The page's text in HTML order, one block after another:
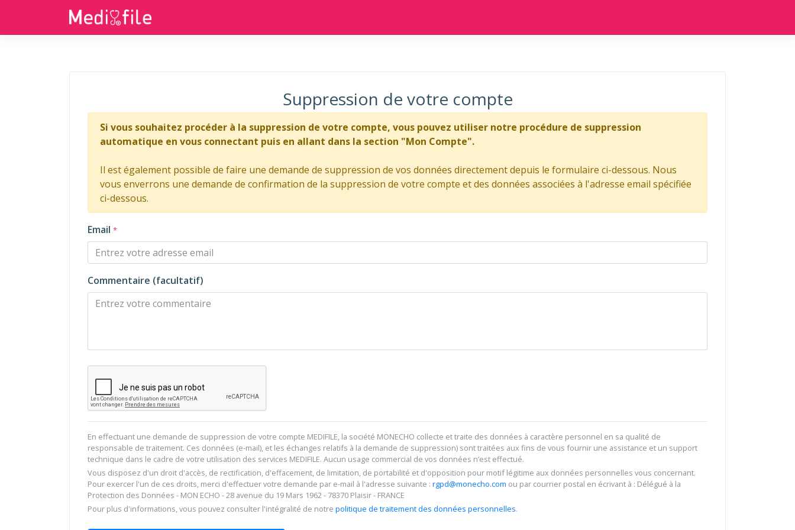
Suppression de votre compte
Si vous souhaitez procéder à la suppression de votre compte, vous pouvez utiliser notre procédure de suppression
automatique en vous connectant puis en allant dans la section "Mon Compte".
Il est également possible de faire une demande de suppression de vos données directement depuis le formulaire ci-dessous. Nous
vous enverrons une demande de confirmation de la suppression de votre compte et des données associées à l'adresse email spécifiée
ci-dessous.
Email *
Commentaire (facultatif)
En effectuant une demande de suppression de votre compte MEDIFILE, la société MONECHO collecte et traite des données à caractère personnel en sa qualité de
responsable de traitement. Ces données (e-mail), et les échanges relatifs à la demande de suppression) sont traitées aux fins de vous fournir une assistance et un support
technique dans le cadre de votre utilisation des services MEDIFILE. Aucun usage commercial de vos données n’est effectué.
Vous disposez d'un droit d'accès, de rectification, d'effacement, de limitation, de portabilité et d'opposition pour motif légitime aux données personnelles vous concernant.
Pour exercer l'un de ces droits, merci d'effectuer votre demande par e-mail à l'adresse suivante : rgpd@monecho.com ou par courrier postal en écrivant à : Délégué à la
Protection des Données - MON ECHO - 28 avenue du 19 Mars 1962 - 78370 Plaisir - FRANCE
Pour plus d'informations, vous pouvez consulter l'intégralité de notre politique de traitement des données personnelles.